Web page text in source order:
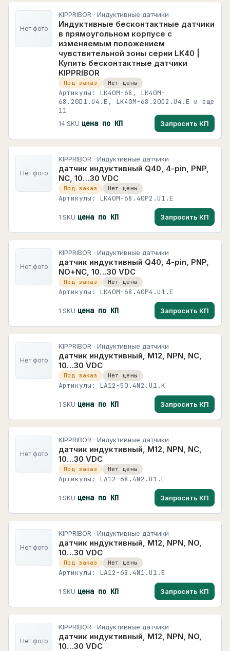
Нет фото
KIPPRIBOR · Индуктивные датчики
Индуктивные бесконтактные датчики
в прямоугольном корпусе с
изменяемым положением
чувствительной зоны серии LK40 |
Купить бесконтактные датчики
KIPPRIBOR
Под заказ Нет цены
Артикулы: LK40M-68, LK40M-
68.20D1.U4.E, LK40M-68.20D2.U4.E и еще
11
14 SKU цена по КП Запросить КП
Нет фото
KIPPRIBOR · Индуктивные датчики
датчик индуктивный Q40, 4-pin, PNP,
NC, 10…30 VDC
Под заказ Нет цены
Артикулы: LK40M-68.40P2.U1.E
1 SKU цена по КП Запросить КП
Нет фото
KIPPRIBOR · Индуктивные датчики
датчик индуктивный Q40, 4-pin, PNP,
NO+NC, 10…30 VDC
Под заказ Нет цены
Артикулы: LK40M-68.40P4.U1.E
1 SKU цена по КП Запросить КП
Нет фото
KIPPRIBOR · Индуктивные датчики
датчик индуктивный, M12, NPN, NC,
10…30 VDC
Под заказ Нет цены
Артикулы: LA12-50.4N2.U1.K
1 SKU цена по КП Запросить КП
Нет фото
KIPPRIBOR · Индуктивные датчики
датчик индуктивный, M12, NPN, NC,
10…30 VDC
Под заказ Нет цены
Артикулы: LA12-68.4N2.U1.E
1 SKU цена по КП Запросить КП
Нет фото
KIPPRIBOR · Индуктивные датчики
датчик индуктивный, M12, NPN, NO,
10…30 VDC
Под заказ Нет цены
Артикулы: LA12-68.4N1.U1.E
1 SKU цена по КП Запросить КП
Нет фото
KIPPRIBOR · Индуктивные датчики
датчик индуктивный, M12, NPN, NO,
10…30 VDC